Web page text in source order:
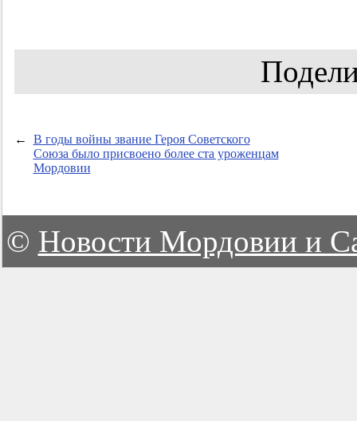
←
В годы войны звание Героя Советского
Союза было присвоено более ста уроженцам
Мордовии
© Новости Мордовии и